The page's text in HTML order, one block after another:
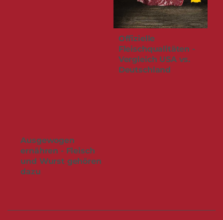
Offizielle
Fleischqualitäten -
Vergleich USA vs.
Deutschland
Ausgewogen
ernähren - Fleisch
und Wurst gehören
dazu